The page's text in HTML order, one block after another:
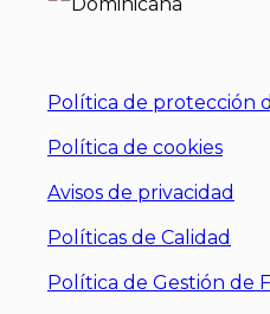
Política de protección
Política de cookies
Avisos de privacidad
Políticas de Calidad
Política de Gestión de